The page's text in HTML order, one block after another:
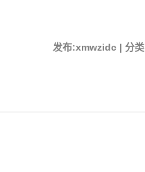
发布:xmwzidc | 分